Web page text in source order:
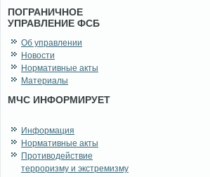
ПОГРАНИЧНОЕ
УПРАВЛЕНИЕ ФСБ
Об управлении
Новости
Нормативные акты
Материалы
МЧС ИНФОРМИРУЕТ
Информация
Нормативные акты
Противодействие
терроризму и экстремизму